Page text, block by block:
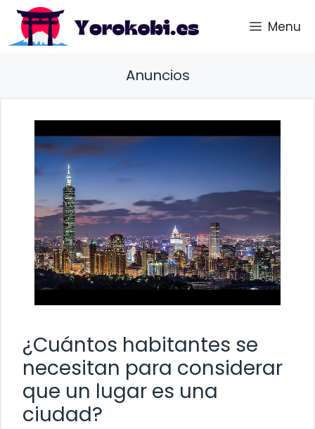
Saltar
contenido
Menu
Anuncios
¿Cuántos habitantes se
necesitan para considerar
que un lugar es una
ciudad?